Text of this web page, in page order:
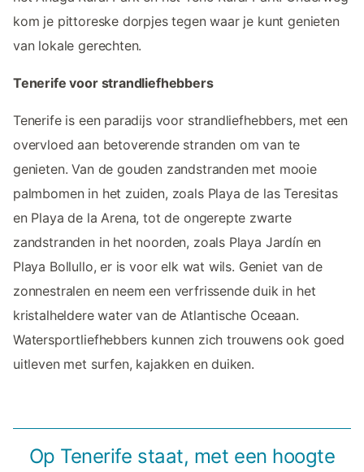
kom je pittoreske dorpjes tegen waar je kunt genieten
van lokale gerechten.
Tenerife voor strandliefhebbers
Tenerife is een paradijs voor strandliefhebbers, met een
overvloed aan betoverende stranden om van te
genieten. Van de gouden zandstranden met mooie
palmbomen in het zuiden, zoals Playa de las Teresitas
en Playa de la Arena, tot de ongerepte zwarte
zandstranden in het noorden, zoals Playa Jardín en
Playa Bollullo, er is voor elk wat wils. Geniet van de
zonnestralen en neem een verfrissende duik in het
kristalheldere water van de Atlantische Oceaan.
Watersportliefhebbers kunnen zich trouwens ook goed
uitleven met surfen, kajakken en duiken.
Op Tenerife staat, met een hoogte